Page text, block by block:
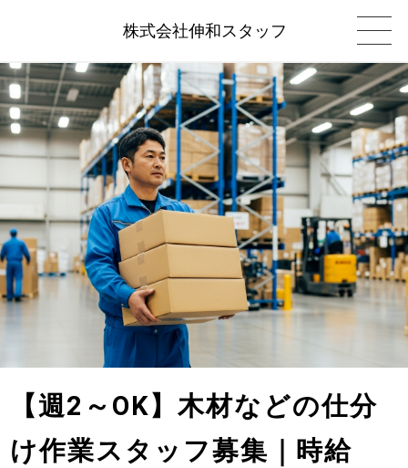
株式会社伸和スタッフ
【週2～OK】木材などの仕分
け作業スタッフ募集｜時給